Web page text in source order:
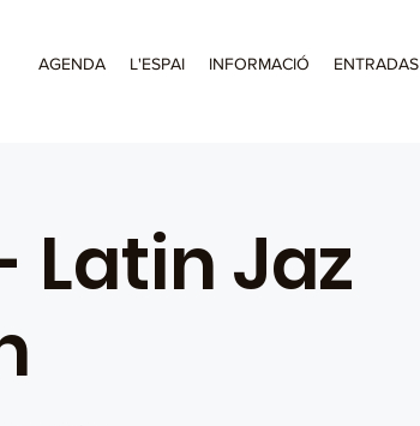
AGENDA L'ESPAI INFORMACIÓ ENTRADAS
Latin Jaz